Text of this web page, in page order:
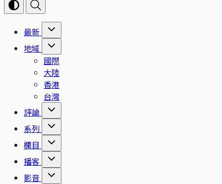
最新
地域
國際
大陸
香港
台灣
評論
系列
欄目
播客
影音